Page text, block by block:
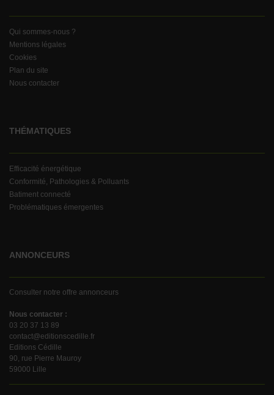
Qui sommes-nous ?
Mentions légales
Cookies
Plan du site
Nous contacter
THÉMATIQUES
Efficacité énergétique
Conformité, Pathologies & Polluants
Batiment connecté
Problématiques émergentes
ANNONCEURS
Consulter notre offre annonceurs
Nous contacter :
03 20 37 13 89
contact@editionscedille.fr
Editions Cédille
90, rue Pierre Mauroy
59000 Lille